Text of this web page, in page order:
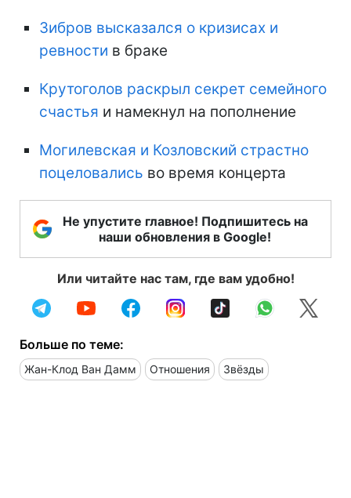
Зибров высказался о кризисах и
ревности в браке
Крутоголов раскрыл секрет семейного
счастья и намекнул на пополнение
Могилевская и Козловский страстно
поцеловались во время концерта
Не упустите главное! Подпишитесь на
наши обновления в Google!
Или читайте нас там, где вам удобно!
Больше по теме:
Жан-Клод Ван Дамм Отношения Звёзды